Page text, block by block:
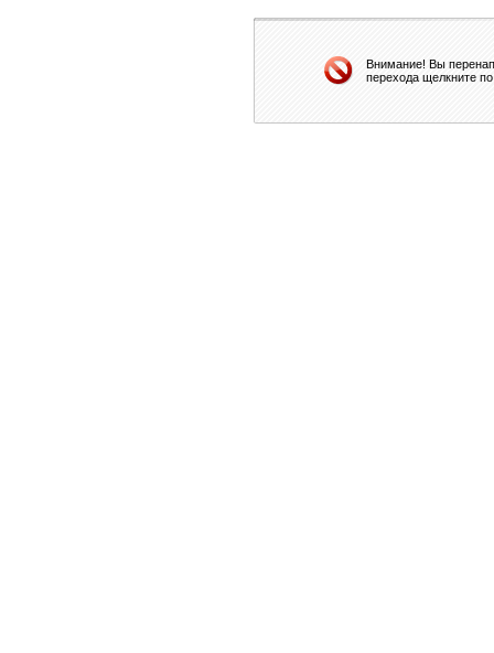
Внимание! Вы
перехода щелкните